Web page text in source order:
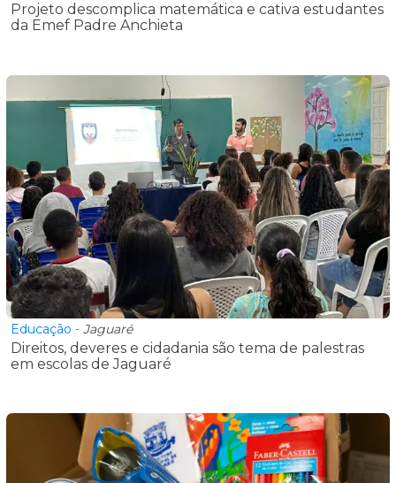
Projeto descomplica matemática e cativa estudantes
da Emef Padre Anchieta
Educação - Jaguaré
Direitos, deveres e cidadania são tema de palestras
em escolas de Jaguaré